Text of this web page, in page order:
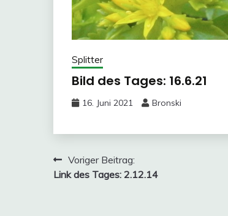
Splitter
Bild des Tages: 16.6.21
16. Juni 2021 Bronski
Beitragsnavigation
Voriger Beitrag:
Link des Tages: 2.12.14